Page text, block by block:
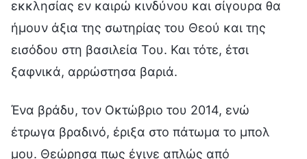
εκκλησίας εν καιρώ κινδύνου και σίγουρα θα
ήμουν άξια της σωτηρίας του Θεού και της
εισόδου στη βασιλεία Του. Και τότε, έτσι
ξαφνικά, αρρώστησα βαριά.
Ένα βράδυ, τον Οκτώβριο του 2014, ενώ
έτρωγα βραδινό, έριξα στο πάτωμα το μπολ
μου. Θεώρησα πως έγινε απλώς από